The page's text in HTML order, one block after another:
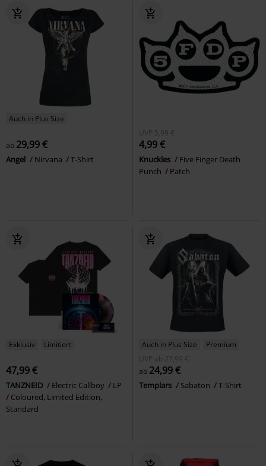
Auch in Plus Size
ab 29,99 €
Angel Nirvana T-Shirt
UVP 5,99 €
4,99 €
Knuckles
Five Finger Death
Punch
Patch
Exklusiv Limitiert
47,99 €
TANZNEID Electric Callboy
LP
Coloured, Limited Edition,
Standard
Auch in Plus Size
Premium
UVP
ab 27,99 €
ab 24,99 €
Templars Sabaton T-Shirt